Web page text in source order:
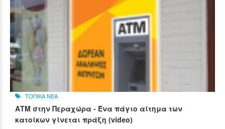
ΤΟΠΙΚΑ ΝΕΑ
ΑΤΜ στην Περαχώρα - Ένα πάγιο αίτημα των
κατοίκων γίνεται πράξη (video)